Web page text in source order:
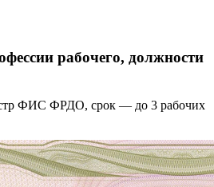
рабочего, должности
ФИС ФРДО, срок — до 3 рабочих